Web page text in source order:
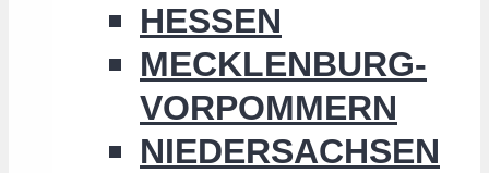
HESSEN
MECKLENBURG-
VORPOMMERN
NIEDERSACHSEN